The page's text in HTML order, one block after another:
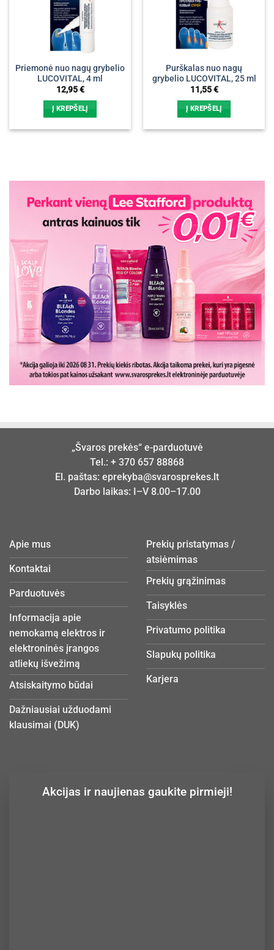
Priemonė nuo nagų grybelio
LUCOVITAL, 4 ml
12,95€
Į KREPŠELĮ
Purškalas nuo nagų
grybelio LUCOVITAL, 25 ml
11,55€
Į KREPŠELĮ
„Švaros prekės“ e-parduotuvė
Tel.: + 370 657 88868
El. paštas: eprekyba@svarosprekes.lt
Darbo laikas: I–V 8.00–17.00
Apie mus
Kontaktai
Parduotuvės
Informacija apie
nemokamą elektros ir
elektroninės įrangos
atliekų išvežimą
Atsiskaitymo būdai
Dažniausiai užduodami
klausimai (DUK)
Prekių pristatymas /
atsiėmimas
Prekių grąžinimas
Taisyklės
Privatumo politika
Slapukų politika
Karjera
Akcijas ir naujienas gaukite pirmieji!